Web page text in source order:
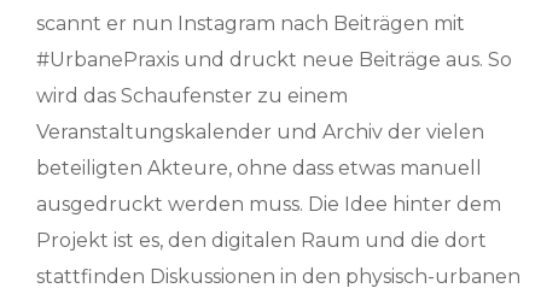
scannt er nun Instagram nach Beiträgen mit
#UrbanePraxis und druckt neue Beiträge aus. So
wird das Schaufenster zu einem
Veranstaltungskalender und Archiv der vielen
beteiligten Akteure, ohne dass etwas manuell
ausgedruckt werden muss. Die Idee hinter dem
Projekt ist es, den digitalen Raum und die dort
stattfinden Diskussionen in den physisch-urbanen